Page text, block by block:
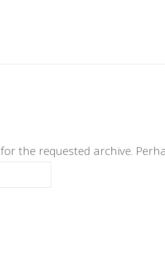
the requested archive.